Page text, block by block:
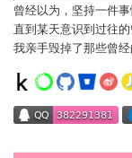
曾经以为，坚持一件事
直到某天意识到过往
我亲手毁掉了那些曾经